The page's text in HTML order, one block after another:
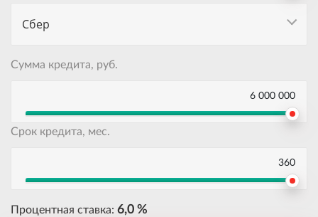
Сбер
Сумма кредита, руб.
6 000 000
Срок кредита, мес.
360
Процентная ставка: 6,0 %